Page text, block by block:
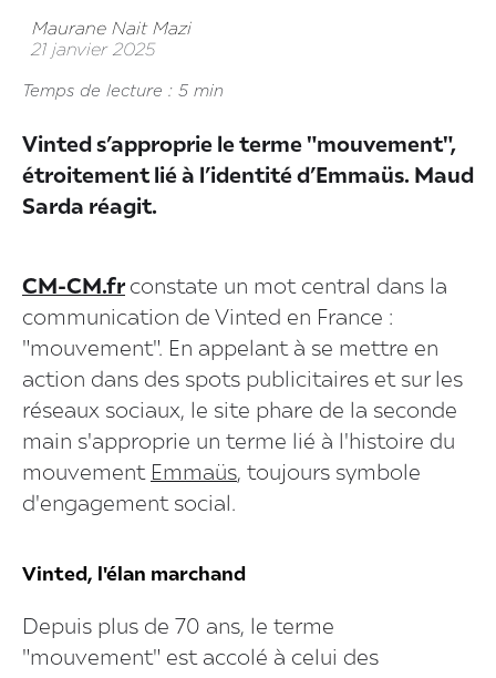
Maurane Nait Mazi
21 janvier 2025
Temps de lecture : 5 min
Vinted s’approprie le terme "mouvement",
étroitement lié à l’identité d’Emmaüs. Maud
Sarda réagit.
CM-CM.fr constate un mot central dans la
communication de Vinted en France :
"mouvement". En appelant à se mettre en
action dans des spots publicitaires et sur les
réseaux sociaux, le site phare de la seconde
main s'approprie un terme lié à l'histoire du
mouvement Emmaüs, toujours symbole
d'engagement social.
Vinted, l'élan marchand
Depuis plus de 70 ans, le terme
"mouvement" est accolé à celui des